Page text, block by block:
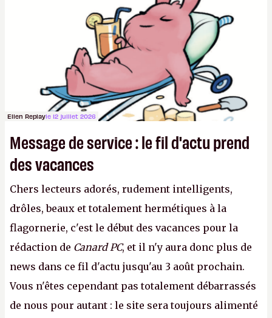
joueurs majeurs (+32 %). L'avenir appartient donc
aux adultes, qui ne sont jamais que des enfants
avec du pouvoir d'achat.P.
Ellen Replayle 12 juillet 2026
Message de service : le fil d'actu prend
des vacances
Chers lecteurs adorés, rudement intelligents,
drôles, beaux et totalement hermétiques à la
flagornerie, c'est le début des vacances pour la
rédaction de Canard PC, et il n'y aura donc plus de
news dans ce fil d'actu jusqu'au 3 août prochain.
Vous n'êtes cependant pas totalement débarrassés
de nous pour autant : le site sera toujours alimenté